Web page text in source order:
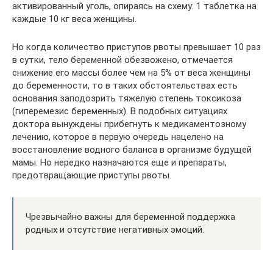
активированный уголь, опираясь на схему: 1 таблетка на
каждые 10 кг веса женщины.
Но когда количество приступов рвоты превышает 10 раз
в сутки, тело беременной обезвожено, отмечается
снижение его массы более чем на 5% от веса женщины
до беременности, то в таких обстоятельствах есть
основания заподозрить тяжелую степень токсикоза
(гиперемезис беременных). В подобных ситуациях
доктора вынуждены прибегнуть к медикаментозному
лечению, которое в первую очередь нацелено на
восстановление водного баланса в организме будущей
мамы. Но нередко назначаются еще и препараты,
предотвращающие приступы рвоты.
Чрезвычайно важны для беременной поддержка
родных и отсутствие негативных эмоций.